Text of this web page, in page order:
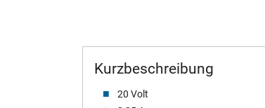
Kurzbeschreibung
20 Volt